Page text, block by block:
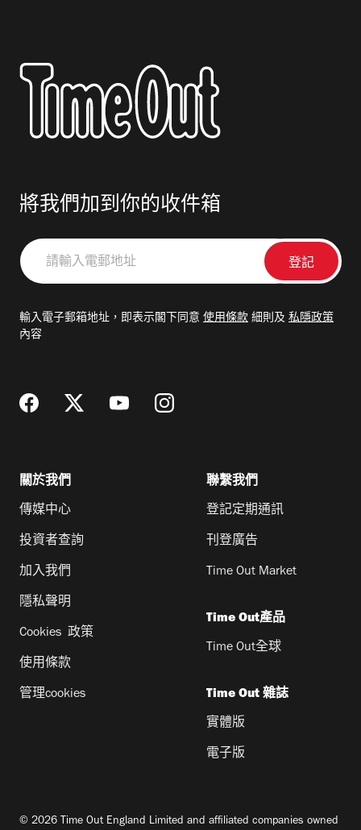
將我們加到你的收件箱
請
輸
郵
輸入電子郵箱地址，即表示閣下同意 使用條款 細則及 私隱政策
內容
關於我們
傳媒中心
投資者查詢
加入我們
隱私聲明
Cookies 政策
使用條款
管理cookies
聯繫我們
登記定期通訊
刊登廣告
Time Out Market
Time Out產品
Time Out全球
Time Out 雜誌
實體版
電子版
© 2026 Time Out England Limited and affiliated companies owned